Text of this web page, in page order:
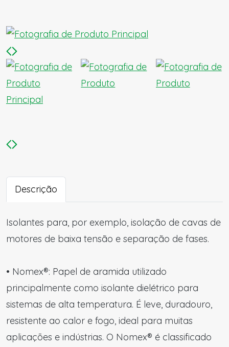
Descrição
Isolantes para, por exemplo, isolação de cavas de
motores de baixa tensão e separação de fases.
• Nomex®: Papel de aramida utilizado
principalmente como isolante dielétrico para
sistemas de alta temperatura. É leve, duradouro,
resistente ao calor e fogo, ideal para muitas
aplicações e indústrias. O Nomex® é classificado